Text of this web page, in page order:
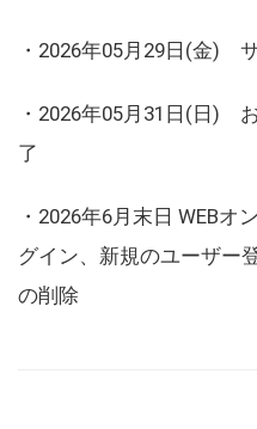
・2026年05月29日(金)
・2026年05月31日(日)
了
・2026年6月末日 WEBオ
グイン、新規のユーザー
の削除